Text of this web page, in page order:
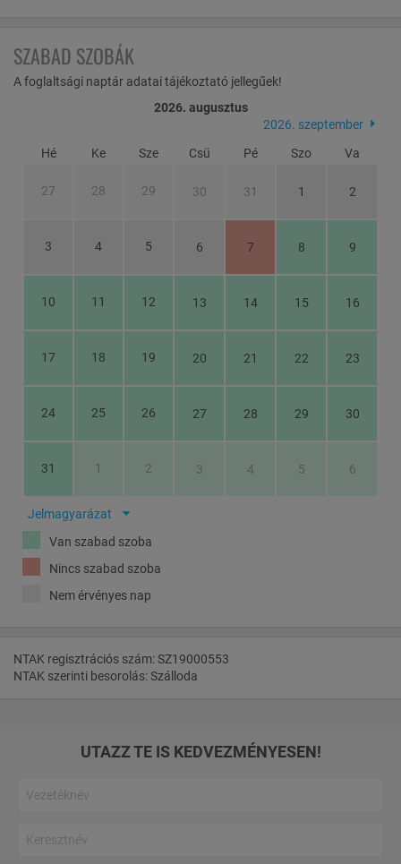
Nemzeti Park részeként Európa szerte híres só koncentrátumú
gyógyhatású termálvizének, termálfürdőjének és gyönyörű
környezetének köszönhetően kedvelt turistacélpont. Az osztrák
SZABAD SZOBÁK
A foglaltsági naptár adatai tájékoztató jellegűek!
2026. augusztus
2026. szeptember
Hé
Ke Sze Csü Pé Szo Va
27 28 29 30 31 1 2
3 4 5 6 7 8 9
10 11 12 13 14 15 16
17 18 19 20 21 22 23
24 25 26 27 28 29 30
31 1 2 3 4 5 6
Jelmagyarázat
Van szabad szoba
Nincs szabad szoba
Nem érvényes nap
NTAK regisztrációs szám: SZ19000553
NTAK szerinti besorolás: Szálloda
UTAZZ TE IS KEDVEZMÉNYESEN!